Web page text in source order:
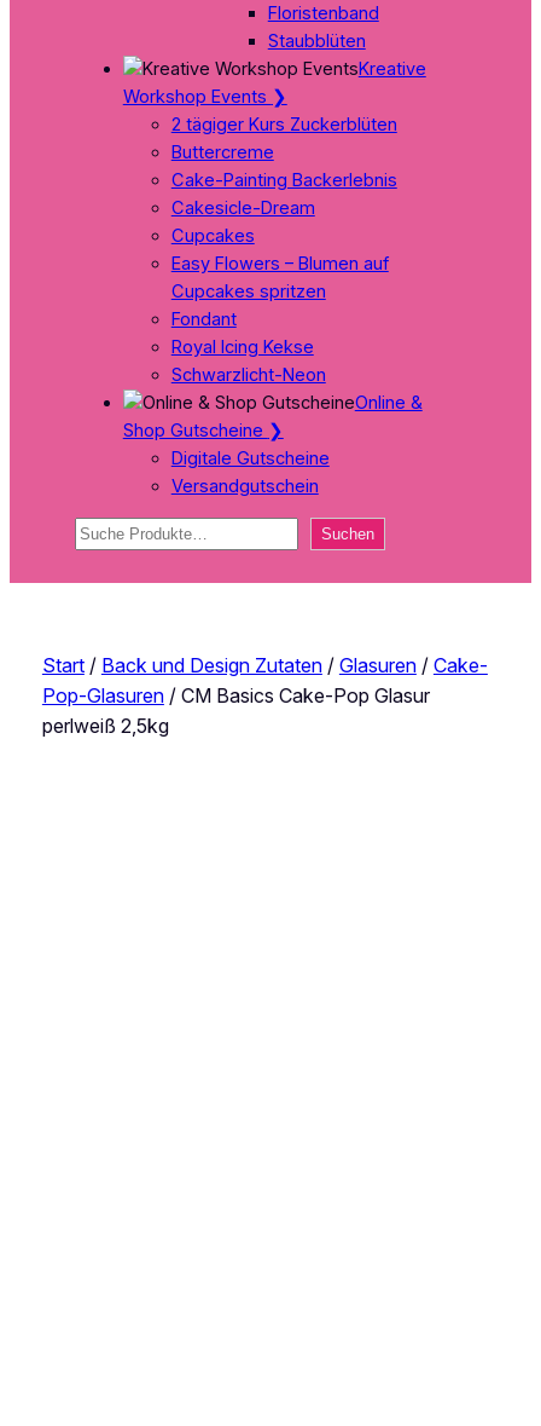
Floristenband
Staubblüten
Kreative
Workshop Events ❯
2 tägiger Kurs Zuckerblüten
Buttercreme
Cake-Painting Backerlebnis
Cakesicle-Dream
Cupcakes
Easy Flowers – Blumen auf
Cupcakes spritzen
Fondant
Royal Icing Kekse
Schwarzlicht-Neon
Online &
Shop Gutscheine ❯
Digitale Gutscheine
Versandgutschein
Suchen Suchen
Start/ Back und Design Zutaten/ Glasuren/ Cake-
Pop-Glasuren/ CM Basics Cake-Pop Glasur
perlweiß 2,5kg